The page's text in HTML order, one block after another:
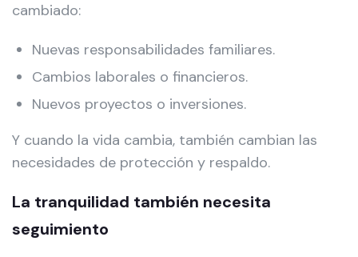
cambiado:
Nuevas responsabilidades familiares.
Cambios laborales o financieros.
Nuevos proyectos o inversiones.
Y cuando la vida cambia, también cambian las
necesidades de protección y respaldo.
La tranquilidad también necesita
seguimiento